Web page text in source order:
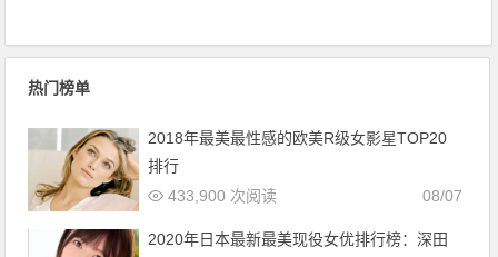
热门榜单
2018年最美最性感的欧美R级女影星TOP20
排行
08/07
433,900 次阅读
2020年日本最新最美现役女优排行榜：深田